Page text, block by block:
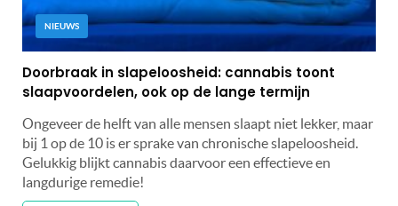
NIEUWS
Doorbraak in slapeloosheid: cannabis toont
slaapvoordelen, ook op de lange termijn
Ongeveer de helft van alle mensen slaapt niet lekker, maar
bij 1 op de 10 is er sprake van chronische slapeloosheid.
Gelukkig blijkt cannabis daarvoor een effectieve en
langdurige remedie!